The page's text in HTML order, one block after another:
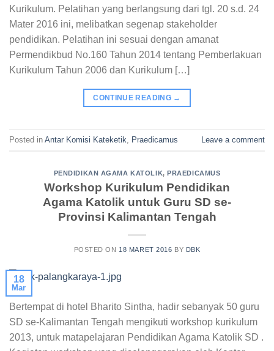
Kurikulum. Pelatihan yang berlangsung dari tgl. 20 s.d. 24
Mater 2016 ini, melibatkan segenap stakeholder
pendidikan. Pelatihan ini sesuai dengan amanat
Permendikbud No.160 Tahun 2014 tentang Pemberlakuan
Kurikulum Tahun 2006 dan Kurikulum […]
CONTINUE READING →
Posted in Antar Komisi Kateketik Praedicamus Leave a comment
PENDIDIKAN AGAMA KATOLIK, PRAEDICAMUS
Workshop Kurikulum Pendidikan
Agama Katolik untuk Guru SD se-
Provinsi Kalimantan Tengah
POSTED ON 18 MARET 2016 BY DBK
18
Mar
Bertempat di hotel Bharito Sintha, hadir sebanyak 50 guru
SD se-Kalimantan Tengah mengikuti workshop kurikulum
2013, untuk matapelajaran Pendidikan Agama Katolik SD .